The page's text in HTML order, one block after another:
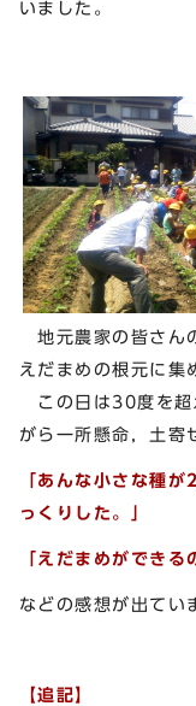
いました。
地元農家の皆さん
えだまめの根元に集
この日は30度を超
がら一所懸命，土寄
「あんな小さな種
っくりした。」
「えだまめができる
などの感想が出てい
【追記】